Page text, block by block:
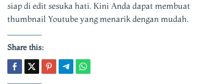
siap di edit sesuka hati. Kini Anda dapat membuat
thumbnail Youtube yang menarik dengan mudah.
Share this: